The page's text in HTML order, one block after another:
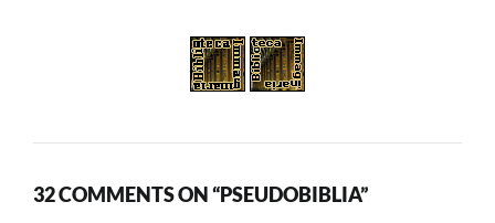
32 COMMENTS ON “PSEUDOBIBLIA”